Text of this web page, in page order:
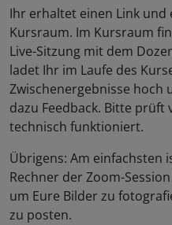
Ihr erhaltet einen Link und
Kursraum. Im Kursraum
Live-Sitzung mit dem
ladet Ihr im Laufe des
Zwischenergebnisse hoch
dazu Feedback. Bitte prüft
technisch funktioniert.
Übrigens: Am einfachsten
Rechner der Zoom-
um Eure Bilder zu
zu posten.